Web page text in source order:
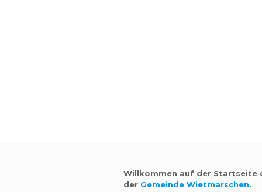
Willkommen auf der Startseite
der Gemeinde Wietmarschen.